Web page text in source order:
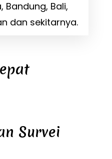
Bandung, Bali,
dan sekitarnya.
Survei